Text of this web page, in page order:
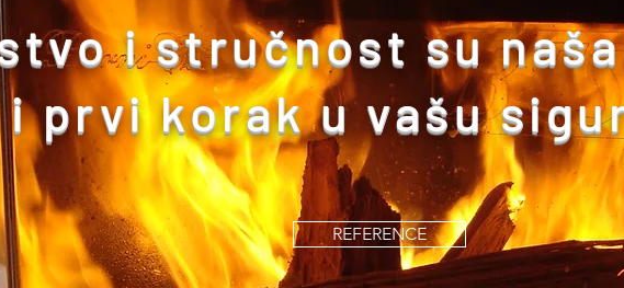
i stručnost su
i prvi korak u vašu
REFERENCE